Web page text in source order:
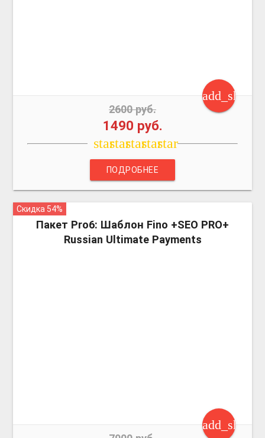
2600 руб.
1490 руб.
starstarstarstarstar
ПОДРОБНЕЕ
Скидка 54%
more_vert
Пакет Pro6: Шаблон Fino +SEO PRO+
Russian Ultimate Payments